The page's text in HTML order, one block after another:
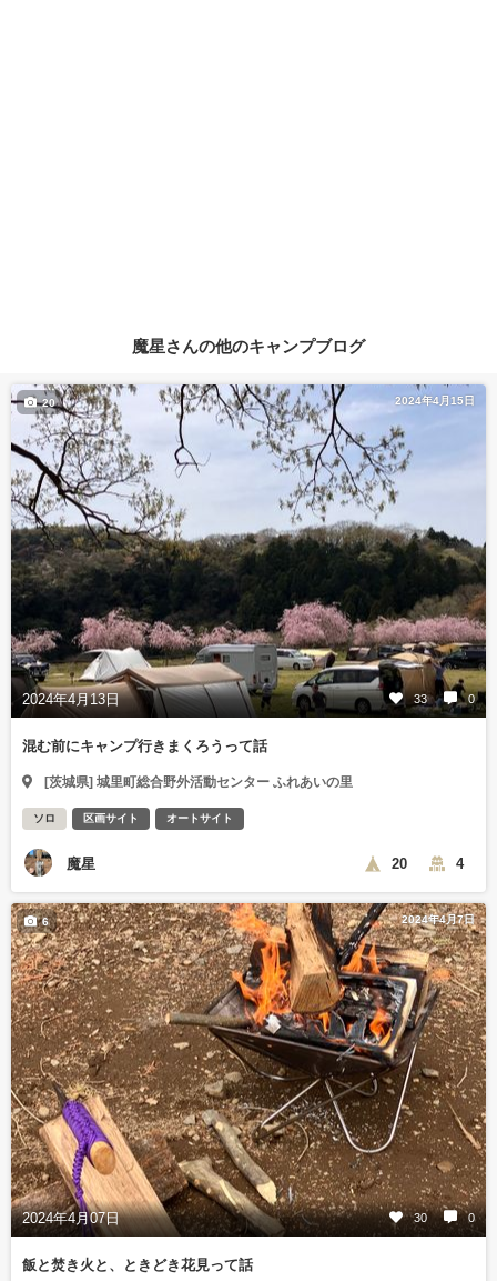
魔星さんの他のキャンプブログ
2024年4月15日
2024年4月13日 33 0
20
混む前にキャンプ行きまくろうって話
[茨城県] 城里町総合野外活動センター ふれあいの里
ソロ 区画サイト オートサイト
魔星 20 4
2024年4月7日
2024年4月07日 30 0
6
飯と焚き火と、ときどき花見って話